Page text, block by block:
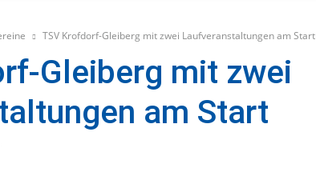
Zeitung
TSV Krofdorf-Gleiberg mit zwei Laufveranstaltungen am Start
Gleiberg mit zwei
am Start